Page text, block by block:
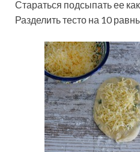
Стараться подсыпать ее
Разделить тесто на 10